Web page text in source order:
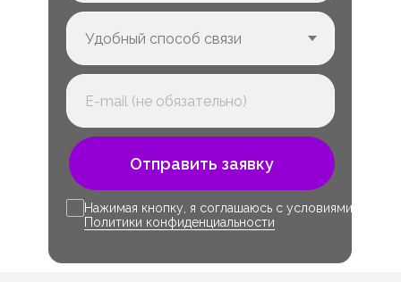
Отправить заявку
Нажимая кнопку, я соглашаюсь с условиями
Политики конфиденциальности